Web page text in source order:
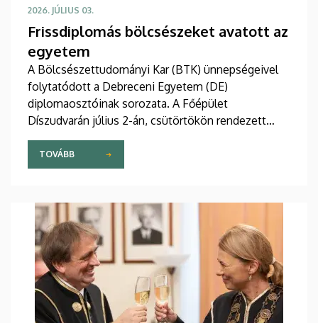
2026. JÚLIUS 03.
Frissdiplomás bölcsészeket avatott az
egyetem
A Bölcsészettudományi Kar (BTK) ünnepségeivel
folytatódott a Debreceni Egyetem (DE)
diplomaosztóinak sorozata. A Főépület
Díszudvarán július 2-án, csütörtökön rendezett
három esemény keretében több mint 800 végzős
vehette át oklevelét, emellett elismeréseket és a
DE Hallgatói Önkormányzat kitüntetéseit is
TOVÁBB